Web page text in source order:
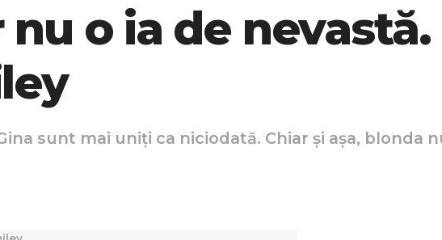
o ia de nevastă.
sunt mai uniți ca niciodată. Chiar și așa, blonda